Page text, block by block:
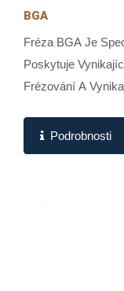
BGA
Fréza BGA Je
Poskytuje
Frézování A
Podrobnosti